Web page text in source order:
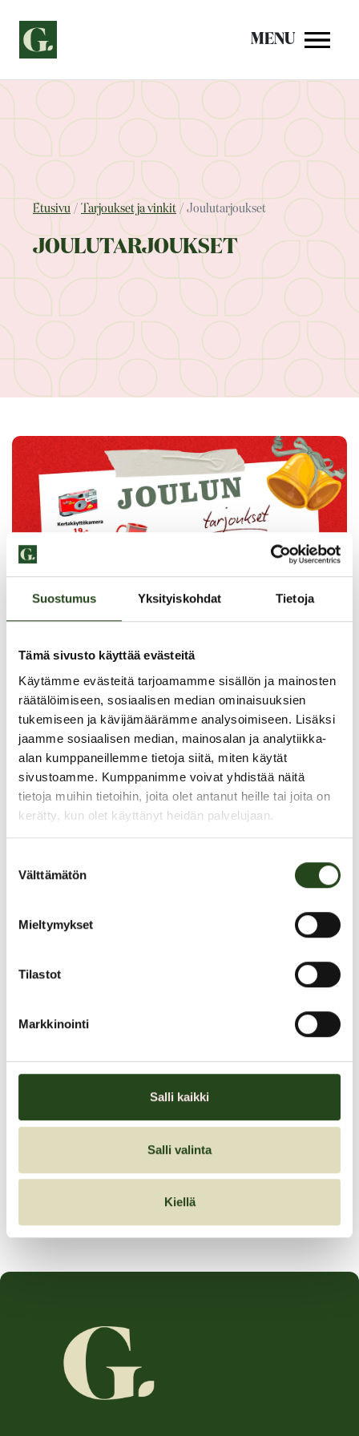
Suostumus Yksityiskohdat Tietoja
Tämä sivusto käyttää evästeitä
Käytämme evästeitä tarjoamamme sisällön ja mainosten
räätälöimiseen, sosiaalisen median ominaisuuksien
tukemiseen ja kävijämäärämme analysoimiseen. Lisäksi
jaamme sosiaalisen median, mainosalan ja analytiikka-
alan kumppaneillemme tietoja siitä, miten käytät
sivustoamme. Kumppanimme voivat yhdistää näitä
tietoja muihin tietoihin, joita olet antanut heille tai joita on
kerätty, kun olet käyttänyt heidän palvelujaan.
valinta
Välttämätön
Mieltymykset
Tilastot
Markkinointi
Salli kaikki
Salli valinta
Kiellä
sisältöön
MENU
Etusivu Tarjoukset ja vinkit Joulutarjoukset
JOULUTARJOUKSET
Joulutarjoukset
Rasia kuvallasi 29,- (norm. 32,-)
Valokuva, 20x30 cm kuva puhelimestasi, tikulta tai kortilta, 5,90
Jääkaappimagneetti kuvallasi, 6,90 (norm. 8,90)
monia tarjouksia